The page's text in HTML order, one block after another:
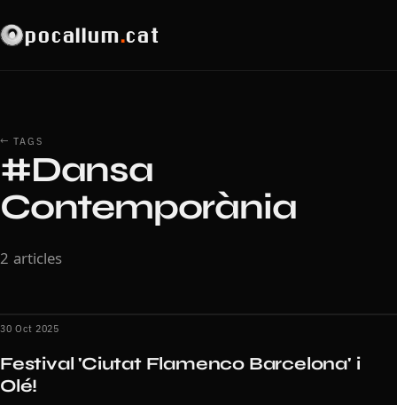
pocallum.cat
← TAGS
#Dansa
Contemporània
2 articles
30 Oct 2025
Festival 'Ciutat Flamenco Barcelona' i
Olé!